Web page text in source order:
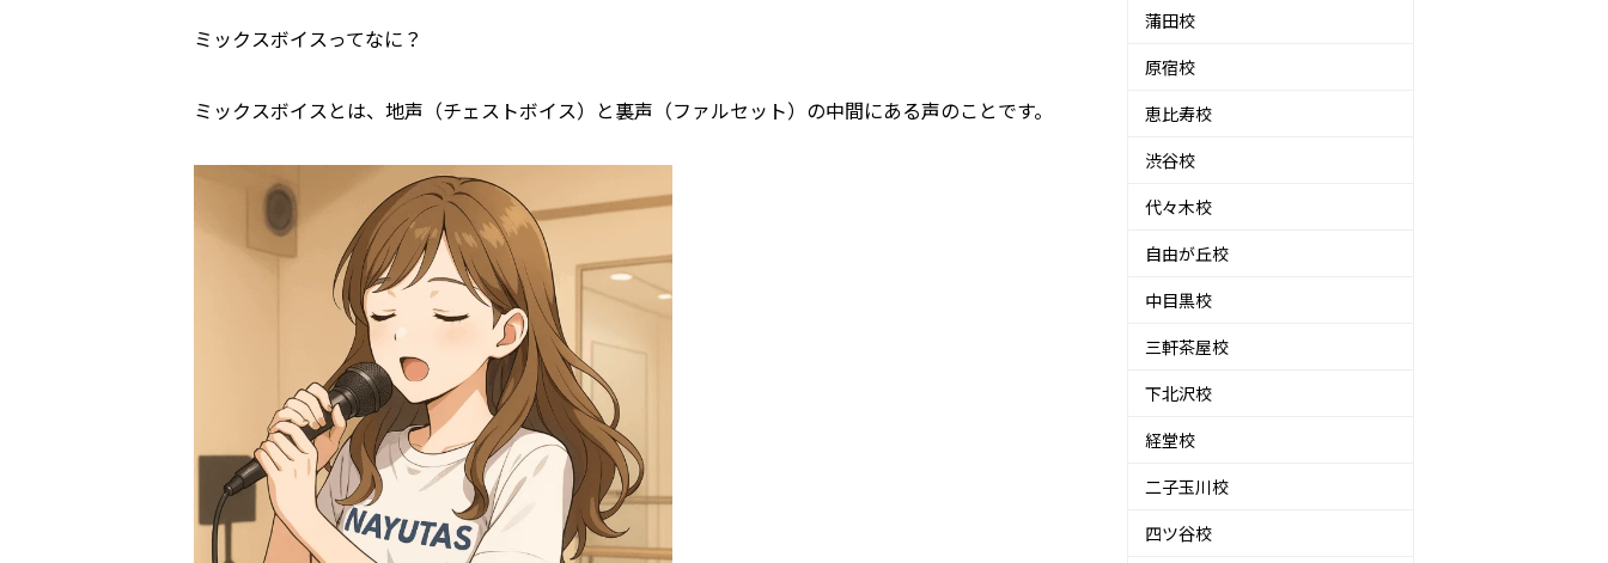
ミックスボイスってなに？
ミックスボイスとは、地声（チェストボイス）と裏声（ファルセット）の中間にある声のことです。
蒲田校
原宿校
恵比寿校
渋谷校
代々木校
自由が丘校
中目黒校
三軒茶屋校
下北沢校
経堂校
二子玉川校
四ツ谷校